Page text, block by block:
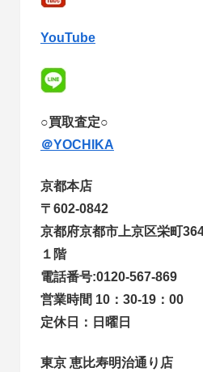
YouTube
○買取査定○
＠YOCHIKA
京都本店
〒602-0842
京都府京都市上京区栄町
１階
電話番号:0120-567-869
営業時間 10：30-19：00
定休日：日曜日
東京 恵比寿明治通り店